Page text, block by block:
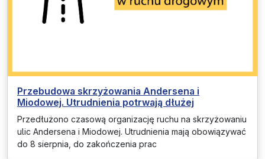
Przebudowa skrzyżowania Andersena i
Miodowej. Utrudnienia potrwają dłużej
Przedłużono czasową organizację ruchu na skrzyżowaniu
ulic Andersena i Miodowej. Utrudnienia mają obowiązywać
do 8 sierpnia, do zakończenia prac